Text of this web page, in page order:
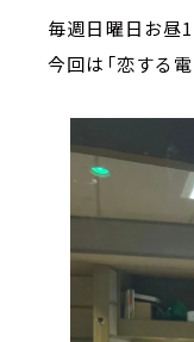
毎週日曜日お昼
今回は「恋する